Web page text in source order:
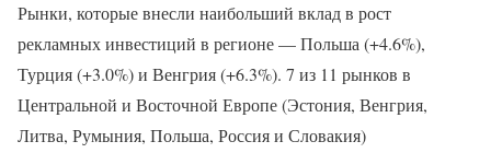
Рынки, которые внесли наибольший вклад в рост
рекламных инвестиций в регионе — Польша (+4.6%),
Турция (+3.0%) и Венгрия (+6.3%). 7 из 11 рынков в
Центральной и Восточной Европе (Эстония, Венгрия,
Литва, Румыния, Польша, Россия и Словакия)